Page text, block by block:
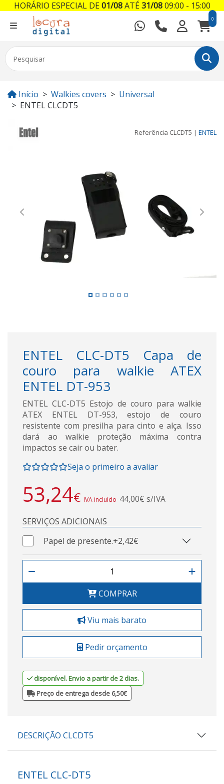
0
Início Walkies covers
Universal
ENTEL CLCDT5
Referência CLCDT5 | ENTEL
Previous Next
ENTEL CLC-DT5 Capa de
couro para walkie ATEX
ENTEL DT-953
ENTEL CLC-DT5 Estojo de couro para walkie
ATEX ENTEL DT-953, estojo de couro
resistente com presilha para cinto e alça. Isso
dará ao walkie proteção máxima contra
impactos se cair ou bater.
Seja o primeiro a avaliar
53,24€ IVA incluído 44,00€ s/IVA
SERVIÇOS ADICIONAIS
Papel de presente.+2,42€
COMPRAR
Viu mais barato
Pedir orçamento
disponível. Envio a partir de 2 dias.
Preço de entrega desde 6,50€
DESCRIÇÃO CLCDT5
ENTEL CLC-DT5
HORÁRIO ESPECIAL DE01/08ATÉ31/0809:00 - 15:00